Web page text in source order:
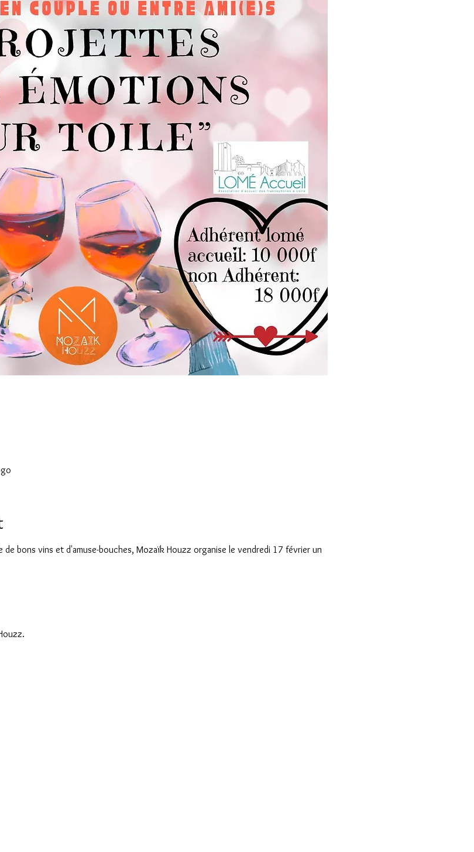
de bons vins et d'amuse-bouches, Mozaïk Houzz organise le vendredi 17 février un